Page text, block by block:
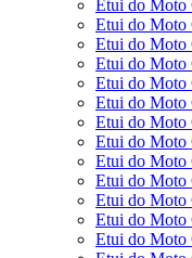
Etui do Moto
Etui do Moto
Etui do Moto
Etui do Moto
Etui do
Etui do Moto
Etui do Moto
Etui do
Etui do Moto
Etui do Moto
Etui do Moto
Etui do Moto
Etui do Moto